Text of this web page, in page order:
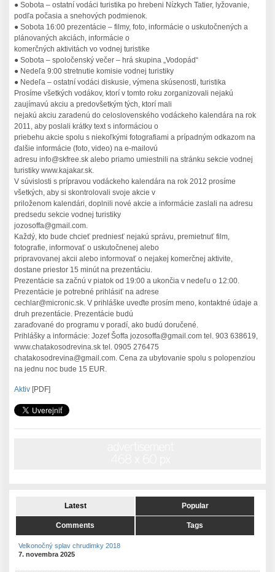
● Sobota – ostatní vodáci turistika po hrebeni Nízkych Tatier, lyžovanie,
podľa počasia a snehových podmienok.
● Sobota 16:00 prezentácie – filmy, foto, informácie o uskutočnených a
plánovaných akciách, informácie o
komerčných aktivitách vo vodnej turistike
● Sobota – spoločenský večer – hrá skupina „Vodopád“
● Nedeľa 9:00 stretnutie komisie vodnej turistiky
● Nedeľa – ostatní vodáci diskusie, výmena skúsenosti, turistika
Prosíme všetkých vodákov, ktorí v tomto roku zorganizovali nejakú
zaujímavú akciu a predovšetkým tých, ktorí mali
nejakú akciu zaradenú do celoslovenského vodáckeho kalendára na rok
2011, aby poslali krátky text s informáciou o
priebehu akcie spolu s niekoľkými fotografiami a prípadným odkazom na
ďalšie informácie (foto, video) na e-mailovú
adresu info@skfree.sk alebo priamo umiestnili na stránku sekcie vodnej
turistiky www.kajakar.sk.
V súvislosti s prípravou vodáckeho kalendára na rok 2012 prosíme
všetkých, aby si skontrolovali svoje akcie v
priloženom kalendári, doplnili nové akcie a informácie zaslali na adresu
predsedu sekcie vodnej turistiky
jozosoffa@gmail.com.
Každý, kto bude chcieť predniesť nejakú správu, premietnuť film,
fotografie, informovať o uskutočnenej alebo
pripravovanej akcii alebo informovať o nejakej komerčnej aktivite,
dostane priestor 15 minút na prezentáciu.
Prezentácie sa začnú v piatok od 19:00 a ukončia v nedeľu o 12:00.
Prezentácie je potrebné prihlásiť na adrese
cechlar@micronic.sk. V prihláške uveďte prosím meno, kontaktné údaje a
druh prezentácie. Prezentácie budú
zaraďované do programu v poradí, ako budú doručené.
Prihlášky a informácie: Jozef Šoffa jozosoffa@gmail.com tel. 903 638619,
www.chatakosodrevina.sk tel. 0905 276475
chatakosodrevina@gmail.com. Cena za ubytovanie spolu s polopenziou
na jednu noc bude 15 EUR.
Aktiv [PDF]
Latest Popular
Comments Tags
Velkonočný splav chrudimky 2018
7. novembra 2025